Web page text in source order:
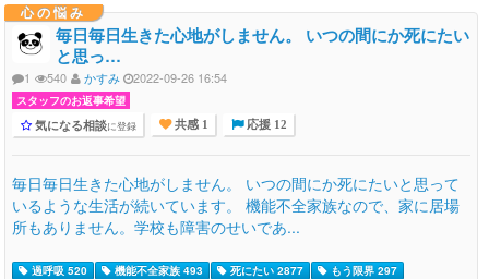
心の悩み
毎日毎日生きた心地がしません。 いつの間にか死にたい
と思っ…
1 540 かすみ 2022-09-26 16:54
スタッフのお返事希望
気になる相談に登録 共感 1 応援 12
毎日毎日生きた心地がしません。 いつの間にか死にたいと思って
いるような生活が続いています。 機能不全家族なので、家に居場
所もありません。学校も障害のせいであ...
過呼吸 520 機能不全家族 493 死にたい 2877
もう限界 297